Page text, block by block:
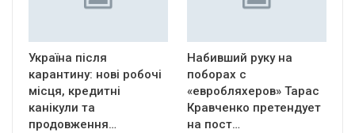
Україна після
карантину: нові робочі
місця, кредитні
канікули та
продовження…
Набивший руку на
поборах с
«евробляхеров» Тарас
Кравченко претендует
на пост…